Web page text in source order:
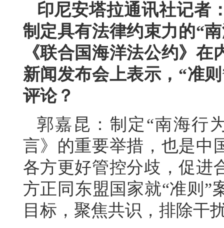
印尼安塔拉通讯社记者
制定具有法律约束力的“
《联合国海洋法公约》
新闻发布会上表示，“准
评论？
郭嘉昆：制定“南海行
言》的重要举措，也是中
各方更好管控分歧，促进
方正同东盟国家就“准则”
目标，聚焦共识，排除干